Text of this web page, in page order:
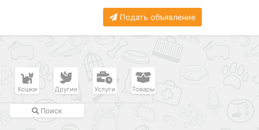
Подать объявление
Кошки Другие Услуги Товары
Поиск